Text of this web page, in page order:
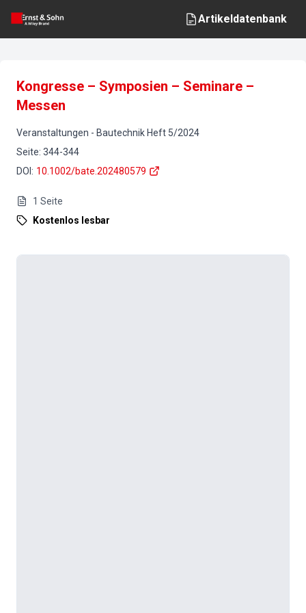
Artikeldatenbank
Kongresse – Symposien – Seminare –
Messen
Veranstaltungen - Bautechnik Heft 5/2024
Seite: 344-344
DOI : 10.1002/bate.202480579
1 Seite
Kostenlos lesbar